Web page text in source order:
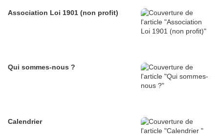
Association Loi 1901 (non profit)
Qui sommes-nous ?
Calendrier